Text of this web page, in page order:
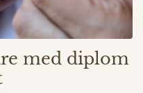
med diplom